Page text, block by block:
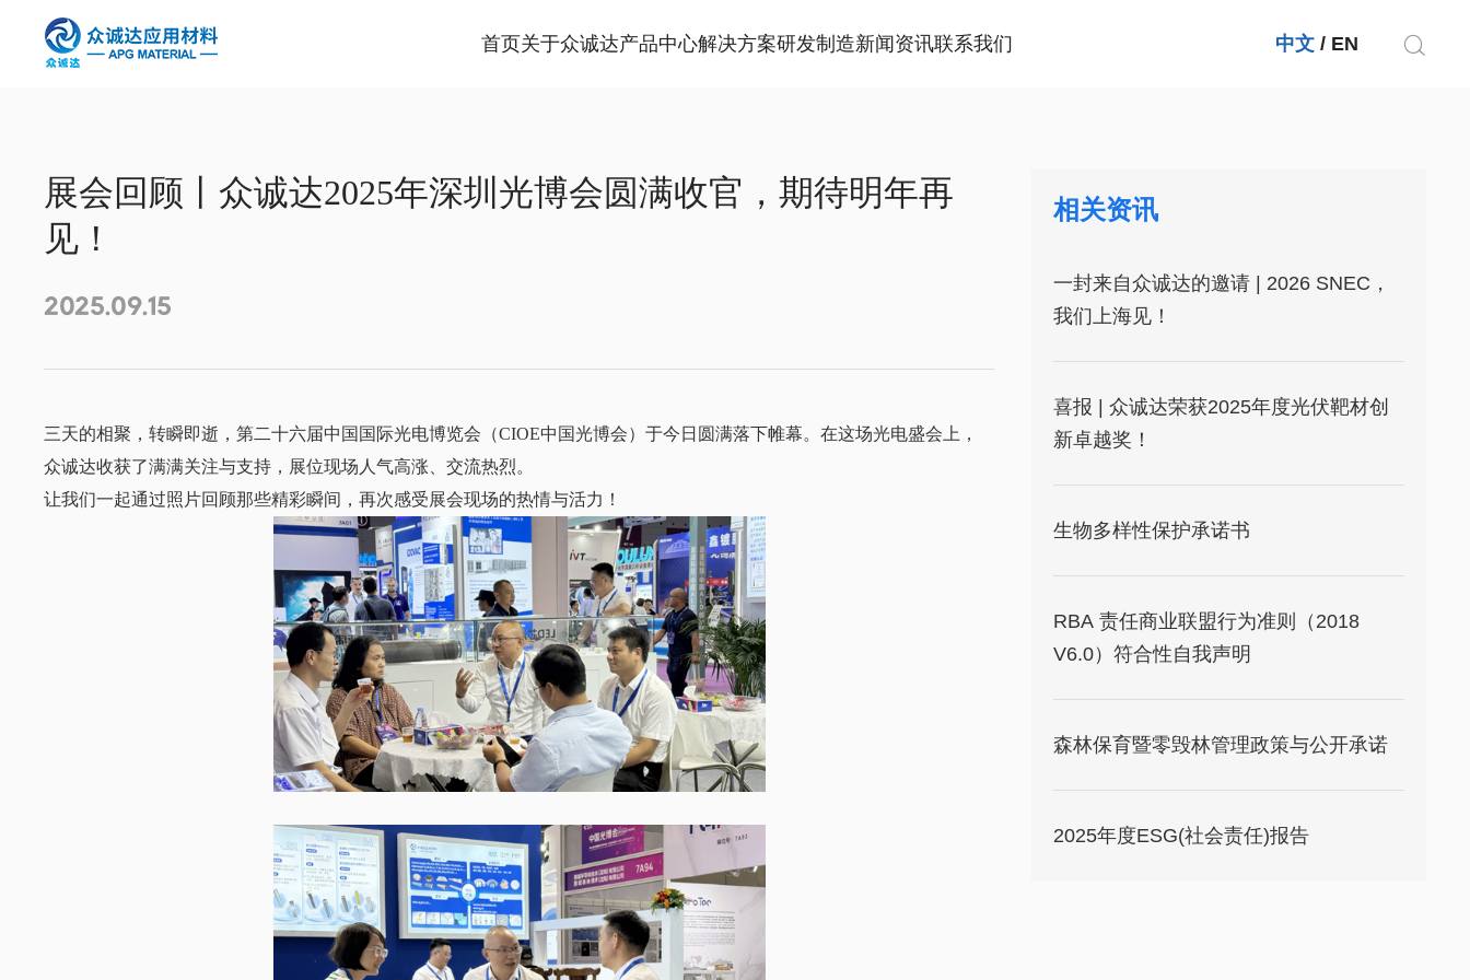
首页关于众诚达产品中心解决方案研发制造新闻资讯联系我们 中文/ EN
展会回顾丨众诚达2025年深圳光博会圆满收官，期待明年再
见！
2025.09.15
三天的相聚，转瞬即逝，第二十六届中国国际光电博览会（CIOE中国光博会）于今日圆满落下帷幕。在这场光电盛会上，
众诚达收获了满满关注与支持，展位现场人气高涨、交流热烈。
让我们一起通过照片回顾那些精彩瞬间，再次感受展会现场的热情与活力！
相关资讯
一封来自众诚达的邀请 | 2026 SNEC，
我们上海见！
喜报 | 众诚达荣获2025年度光伏靶材创
新卓越奖！
生物多样性保护承诺书
RBA 责任商业联盟行为准则（2018
V6.0）符合性自我声明
森林保育暨零毁林管理政策与公开承诺
2025年度ESG(社会责任)报告